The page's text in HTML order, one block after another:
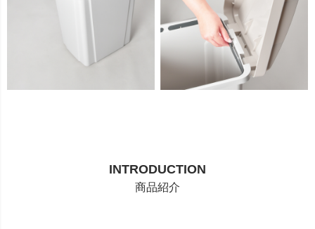
INTRODUCTION
商品紹介